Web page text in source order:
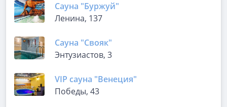
Сауна "Буржуй"
Ленина, 137
Сауна "Свояк"
Энтузиастов, 3
VIP сауна "Венеция"
Победы, 43